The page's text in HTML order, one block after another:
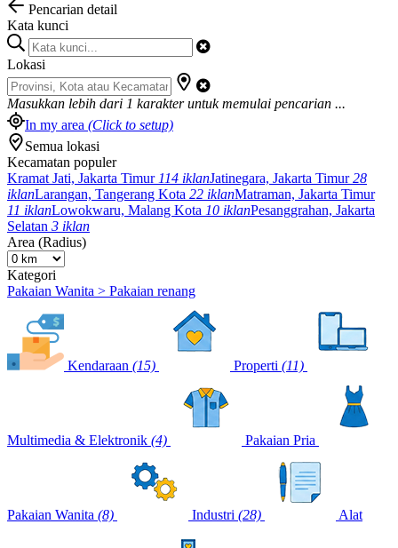
Pencarian detail
Kata kunci
Lokasi
Masukkan lebih dari 1 karakter untuk memulai pencarian ...
In my area (Click to setup)
Semua lokasi
Kecamatan populer
Kramat Jati, Jakarta Timur 114 iklanJatinegara, Jakarta Timur28
iklanLarangan, Tangerang Kota 22 iklanMatraman, Jakarta Timur
11 iklanLowokwaru, Malang Kota 10 iklanPesanggrahan, Jakarta
Selatan 3 iklan
Area (Radius)
Kategori
Pakaian Wanita > Pakaian renang
Kendaraan (15) Properti (11)
Multimedia & Elektronik (4) Pakaian Pria
Pakaian Wanita (8) Industri (28) Alat